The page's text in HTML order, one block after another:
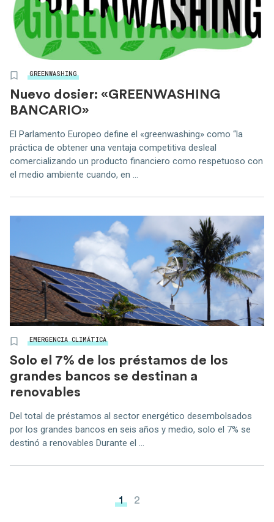
GREENWASHING
Nuevo dosier: «GREENWASHING
BANCARIO»
El Parlamento Europeo define el «greenwashing» como “la
práctica de obtener una ventaja competitiva desleal
comercializando un producto financiero como respetuoso con
el medio ambiente cuando, en ...
EMERGENCIA CLIMÁTICA
Solo el 7% de los préstamos de los
grandes bancos se destinan a
renovables
Del total de préstamos al sector energético desembolsados ​​
por los grandes bancos en seis años y medio, solo el 7% se
destinó a renovables Durante el ...
Paginación de entradas
1 2